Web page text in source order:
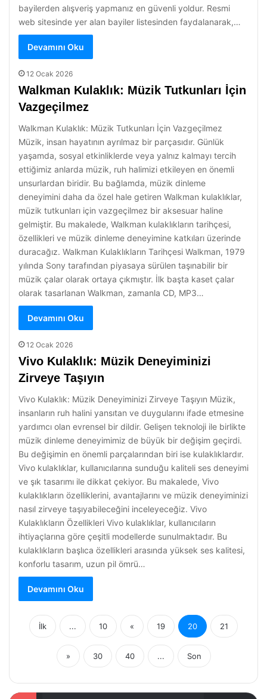
bayilerden alışveriş yapmanız en güvenli yoldur. Resmi
web sitesinde yer alan bayiler listesinden faydalanarak,…
Devamını Oku
12 Ocak 2026
Walkman Kulaklık: Müzik Tutkunları İçin
Vazgeçilmez
Walkman Kulaklık: Müzik Tutkunları İçin Vazgeçilmez
Müzik, insan hayatının ayrılmaz bir parçasıdır. Günlük
yaşamda, sosyal etkinliklerde veya yalnız kalmayı tercih
ettiğimiz anlarda müzik, ruh halimizi etkileyen en önemli
unsurlardan biridir. Bu bağlamda, müzik dinleme
deneyimini daha da özel hale getiren Walkman kulaklıklar,
müzik tutkunları için vazgeçilmez bir aksesuar haline
gelmiştir. Bu makalede, Walkman kulaklıkların tarihçesi,
özellikleri ve müzik dinleme deneyimine katkıları üzerinde
duracağız. Walkman Kulaklıkların Tarihçesi Walkman, 1979
yılında Sony tarafından piyasaya sürülen taşınabilir bir
müzik çalar olarak ortaya çıkmıştır. İlk başta kaset çalar
olarak tasarlanan Walkman, zamanla CD, MP3…
Devamını Oku
12 Ocak 2026
Vivo Kulaklık: Müzik Deneyiminizi
Zirveye Taşıyın
Vivo Kulaklık: Müzik Deneyiminizi Zirveye Taşıyın Müzik,
insanların ruh halini yansıtan ve duygularını ifade etmesine
yardımcı olan evrensel bir dildir. Gelişen teknoloji ile birlikte
müzik dinleme deneyimimiz de büyük bir değişim geçirdi.
Bu değişimin en önemli parçalarından biri ise kulaklıklardır.
Vivo kulaklıklar, kullanıcılarına sunduğu kaliteli ses deneyimi
ve şık tasarımı ile dikkat çekiyor. Bu makalede, Vivo
kulaklıkların özelliklerini, avantajlarını ve müzik deneyiminizi
nasıl zirveye taşıyabileceğini inceleyeceğiz. Vivo
Kulaklıkların Özellikleri Vivo kulaklıklar, kullanıcıların
ihtiyaçlarına göre çeşitli modellerde sunulmaktadır. Bu
kulaklıkların başlıca özellikleri arasında yüksek ses kalitesi,
konforlu tasarım, uzun pil ömrü…
Devamını Oku
İlk ... 10 « 19 20 21
» 30 40 ... Son